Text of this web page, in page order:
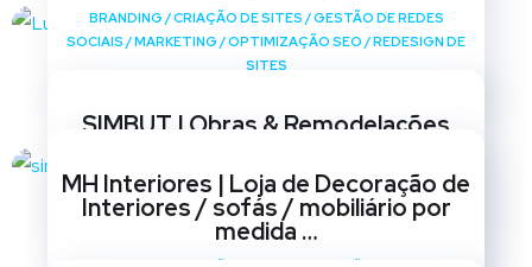
BRANDING /CRIAÇÃO DE SITES /GESTÃO DE REDES
SOCIAIS /MARKETING /OPTIMIZAÇÃO SEO /REDESIGN DE
SITES
SIMBUT | Obras & Remodelações
SOCIAIS /MARKETING OPTIMIZAÇÃO SEO/ REDESIGN DE
SITES
MH Interiores | Loja de Decoração de
Interiores / sofás / mobiliário por
medida …